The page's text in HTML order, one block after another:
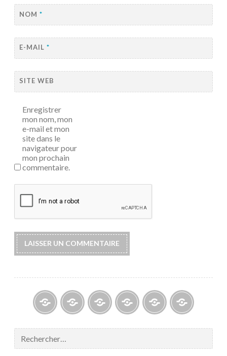
NOM *
E-MAIL *
SITE WEB
Enregistrer
mon nom, mon
e-mail et mon
site dans le
navigateur pour
mon prochain
commentaire.
propos
About
/
/
de
Rechercher :